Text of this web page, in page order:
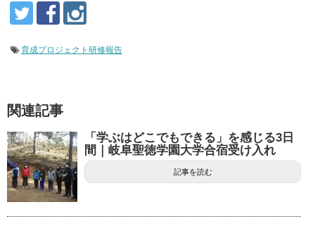
育成プロジェクト研修報告
関連記事
「学ぶはどこでもできる」を感じる3日
間｜岐阜聖徳学園大学合宿受け入れ
記事を読む